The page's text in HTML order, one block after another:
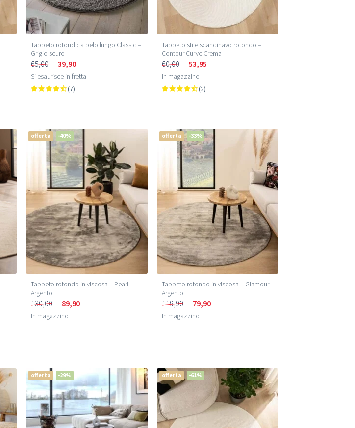
Tappeto rotondo a pelo lungo Classic –
Grigio scuro
65,00 39,90
Si esaurisce in fretta
(7)
Tappeto stile scandinavo rotondo –
Contour Curve Crema
60,00 53,95
In magazzino
(2)
offerta -40%
Tappeto rotondo in viscosa – Pearl
Argento
130,00 89,90
In magazzino
offerta -33%
Tappeto rotondo in viscosa – Glamour
Argento
119,90 79,90
In magazzino
offerta -29% offerta -61%